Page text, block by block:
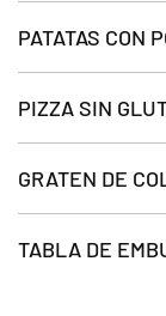
PATATAS CON
PIZZA SIN
GRATEN DE
TABLA DE